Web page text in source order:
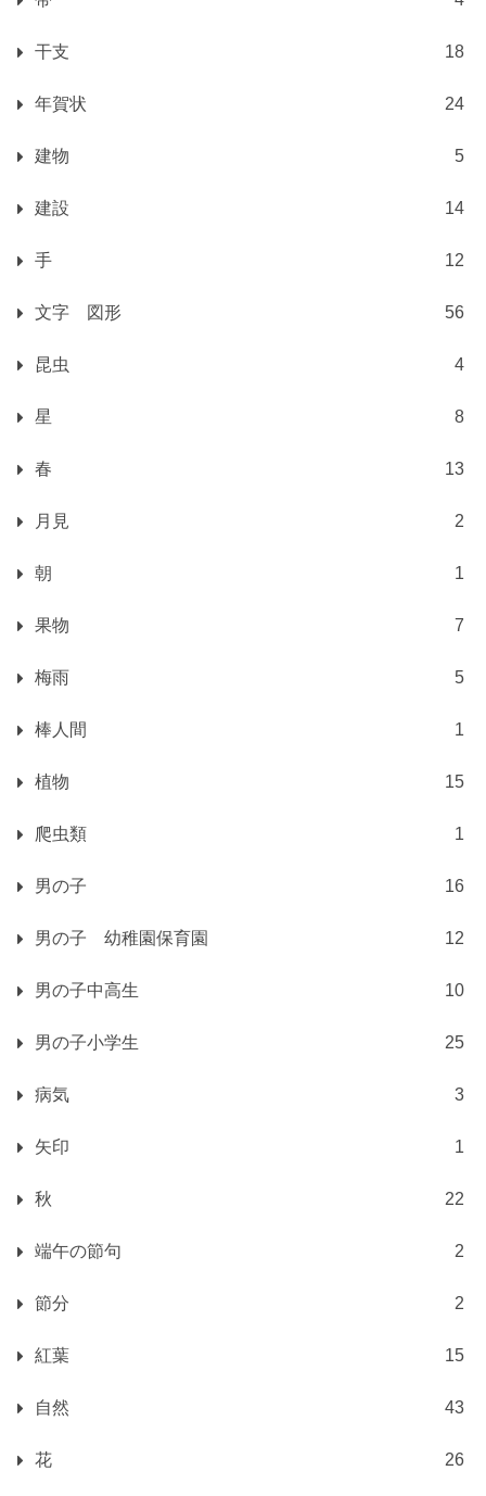
干支 18
年賀状 24
建物 5
建設 14
手 12
文字 図形 56
昆虫 4
星 8
春 13
月見 2
朝 1
果物 7
梅雨 5
棒人間 1
植物 15
爬虫類 1
男の子 16
男の子 幼稚園保育園 12
男の子中高生 10
男の子小学生 25
病気 3
矢印 1
秋 22
端午の節句 2
節分 2
紅葉 15
自然 43
花 26